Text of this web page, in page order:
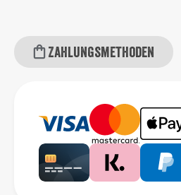
Zahlungsmethoden